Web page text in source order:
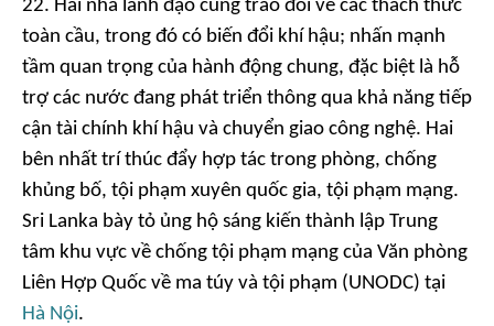
22. Hai nhà lãnh đạo cũng trao đổi về các thách thức
toàn cầu, trong đó có biến đổi khí hậu; nhấn mạnh
tầm quan trọng của hành động chung, đặc biệt là hỗ
trợ các nước đang phát triển thông qua khả năng tiếp
cận tài chính khí hậu và chuyển giao công nghệ. Hai
bên nhất trí thúc đẩy hợp tác trong phòng, chống
khủng bố, tội phạm xuyên quốc gia, tội phạm mạng.
Sri Lanka bày tỏ ủng hộ sáng kiến thành lập Trung
tâm khu vực về chống tội phạm mạng của Văn phòng
Liên Hợp Quốc về ma túy và tội phạm (UNODC) tại
Hà Nội.